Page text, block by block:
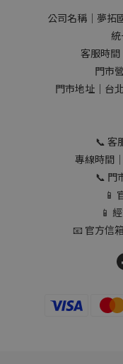
公司名稱｜夢拓
客服時
門市
門市地址｜台
📞 客
專線時間
📞 門
📱
📱
📧 官方信